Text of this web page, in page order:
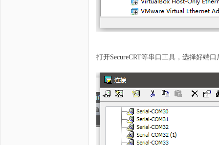
打开SecureCRT等串口工具，选择好端口